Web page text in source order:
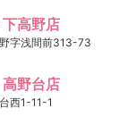
下高野店
字浅間前313-73
高野台店
西1-11-1